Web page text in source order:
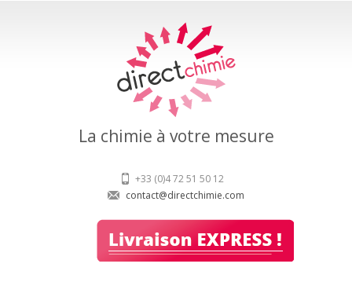
La chimie à votre mesure
+33 (0)4 72 51 50 12
contact@directchimie.com